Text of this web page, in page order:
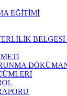
EĞİTİMİ
BELGESİ